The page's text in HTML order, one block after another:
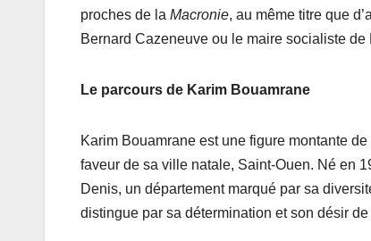
proches de la Macronie, au même titre que
Bernard Cazeneuve ou le maire socialiste
Le parcours de Karim Bouamrane
Karim Bouamrane est une figure montante
faveur de sa ville natale, Saint-Ouen. Né en
Denis, un département marqué par sa
distingue par sa détermination et son désir